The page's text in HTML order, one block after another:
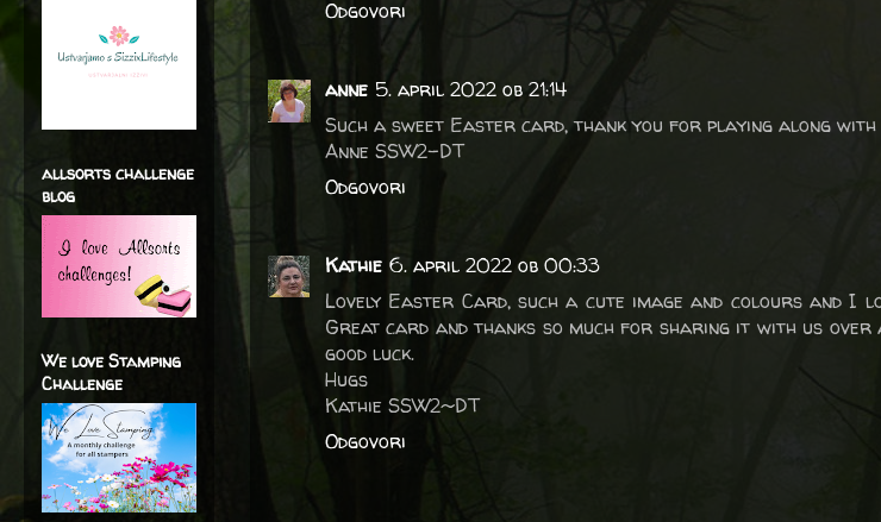
Odgovori
anne 5. april 2022 ob 21:14
Such a sweet Easter card, thank you for playing along with
Anne SSW2-DT
Odgovori
Kathie 6. april 2022 ob 00:33
Lovely Easter Card, such a cute image and colours and I
Great card and thanks so much for sharing it with us over
good luck.
Hugs
Kathie SSW2~DT
Odgovori
allsorts challenge
blog
We love Stamping
Challenge